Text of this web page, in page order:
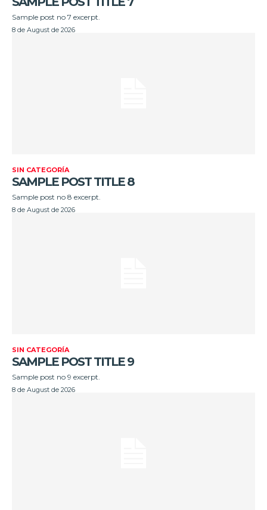
Sample post no 7 excerpt.
8 de August de 2026
SIN CATEGORÍA
SAMPLE POST TITLE 8
Sample post no 8 excerpt.
8 de August de 2026
SIN CATEGORÍA
SAMPLE POST TITLE 9
Sample post no 9 excerpt.
8 de August de 2026